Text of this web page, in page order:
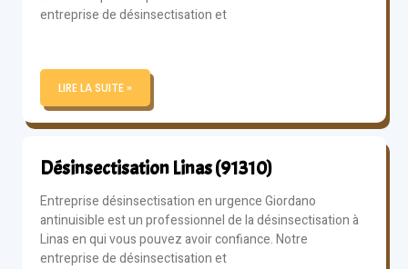
entreprise de désinsectisation et
LIRE LA SUITE »
Désinsectisation Linas (91310)
Entreprise désinsectisation en urgence Giordano
antinuisible est un professionnel de la désinsectisation à
Linas en qui vous pouvez avoir confiance. Notre
entreprise de désinsectisation et